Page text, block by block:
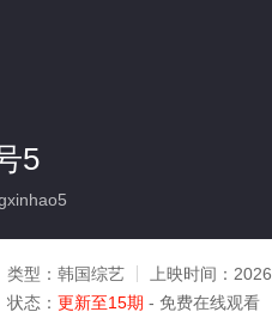
5
类型： 韩国综艺 上映时间： 2026
状态： 更新至15期 - 免费在线观看